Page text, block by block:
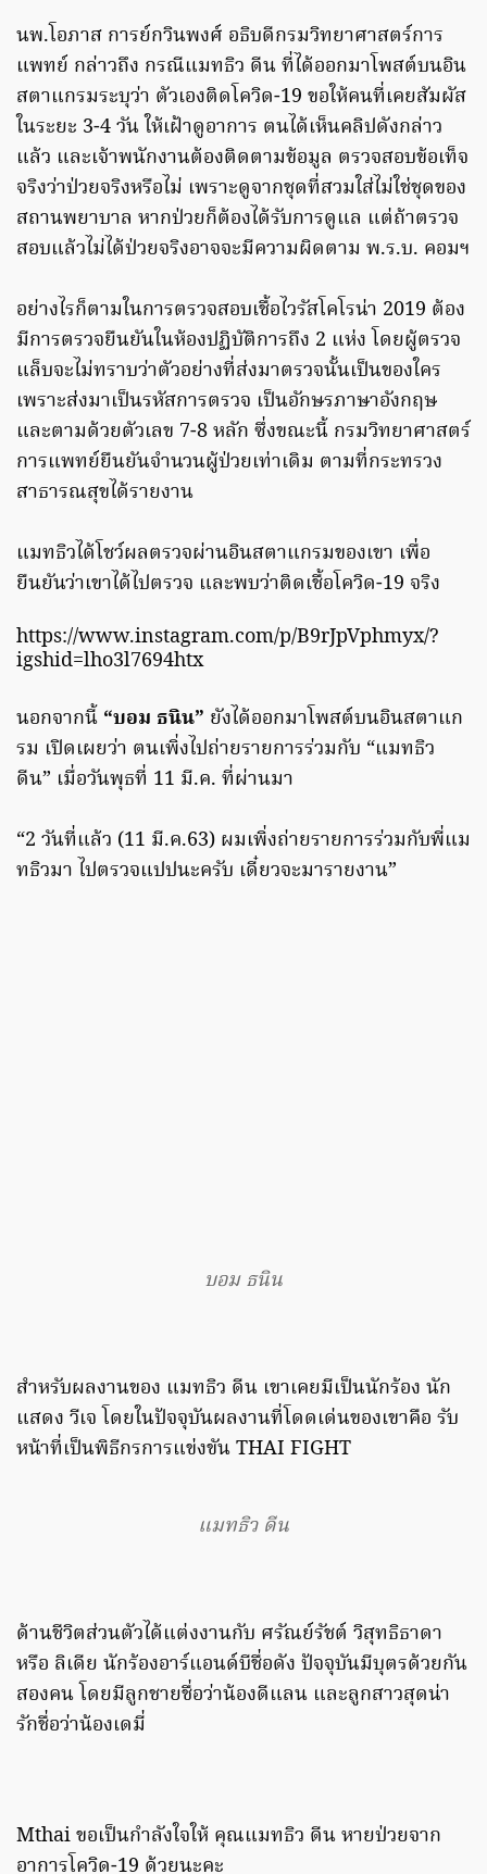
นพ.โอภาส การย์กวินพงศ์ อธิบดีกรมวิทยาศาสตร์การ
แพทย์ กล่าวถึง กรณีแมทธิว ดีน ที่ได้ออกมาโพสต์บนอิน
สตาแกรมระบุว่า ตัวเองติดโควิด-19 ขอให้คนที่เคยสัมผัส
ในระยะ 3-4 วัน ให้เฝ้าดูอาการ ตนได้เห็นคลิปดังกล่าว
แล้ว และเจ้าพนักงานต้องติดตามข้อมูล ตรวจสอบข้อเท็จ
จริงว่าป่วยจริงหรือไม่ เพราะดูจากชุดที่สวมใส่ไม่ใช่ชุดของ
สถานพยาบาล หากป่วยก็ต้องได้รับการดูแล แต่ถ้าตรวจ
สอบแล้วไม่ได้ป่วยจริงอาจจะมีความผิดตาม พ.ร.บ. คอมฯ
อย่างไรก็ตามในการตรวจสอบเชื้อไวรัสโคโรน่า 2019 ต้อง
มีการตรวจยืนยันในห้องปฏิบัติการถึง 2 แห่ง โดยผู้ตรวจ
แล็บจะไม่ทราบว่าตัวอย่างที่ส่งมาตรวจนั้นเป็นของใคร
เพราะส่งมาเป็นรหัสการตรวจ เป็นอักษรภาษาอังกฤษ
และตามด้วยตัวเลข 7-8 หลัก ซึ่งขณะนี้ กรมวิทยาศาสตร์
การแพทย์ยืนยันจำนวนผู้ป่วยเท่าเดิม ตามที่กระทรวง
สาธารณสุขได้รายงาน
แมทธิวได้โชว์ผลตรวจผ่านอินสตาแกรมของเขา เพื่อ
ยืนยันว่าเขาได้ไปตรวจ และพบว่าติดเชื้อโควิด-19 จริง
https://www.instagram.com/p/B9rJpVphmyx/?
igshid=lho3l7694htx
นอกจากนี้ “บอม ธนิน” ยังได้ออกมาโพสต์บนอินสตาแก
รม เปิดเผยว่า ตนเพิ่งไปถ่ายรายการร่วมกับ “แมทธิว
ดีน” เมื่อวันพุธที่ 11 มี.ค. ที่ผ่านมา
“2 วันที่แล้ว (11 มี.ค.63) ผมเพิ่งถ่ายรายการร่วมกับพี่แม
ทธิวมา ไปตรวจแปปนะครับ เดี๋ยวจะมารายงาน”
บอม ธนิน
สำหรับผลงานของ แมทธิว ดีน เขาเคยมีเป็นนักร้อง นัก
แสดง วีเจ โดยในปัจจุบันผลงานที่โดดเด่นของเขาคือ รับ
หน้าที่เป็นพิธีกรการแข่งขัน THAI FIGHT
แมทธิว ดีน
ด้านชีวิตส่วนตัวได้แต่งงานกับ ศรัณย์รัชต์ วิสุทธิธาดา
หรือ ลิเดีย นักร้องอาร์แอนด์บีชื่อดัง ปัจจุบันมีบุตรด้วยกัน
สองคน โดยมีลูกชายชื่อว่าน้องดีแลน และลูกสาวสุดน่า
รักชื่อว่าน้องเดมี่
Mthai ขอเป็นกำลังใจให้ คุณแมทธิว ดีน หายป่วยจาก
อาการโควิด-19 ด้วยนะคะ